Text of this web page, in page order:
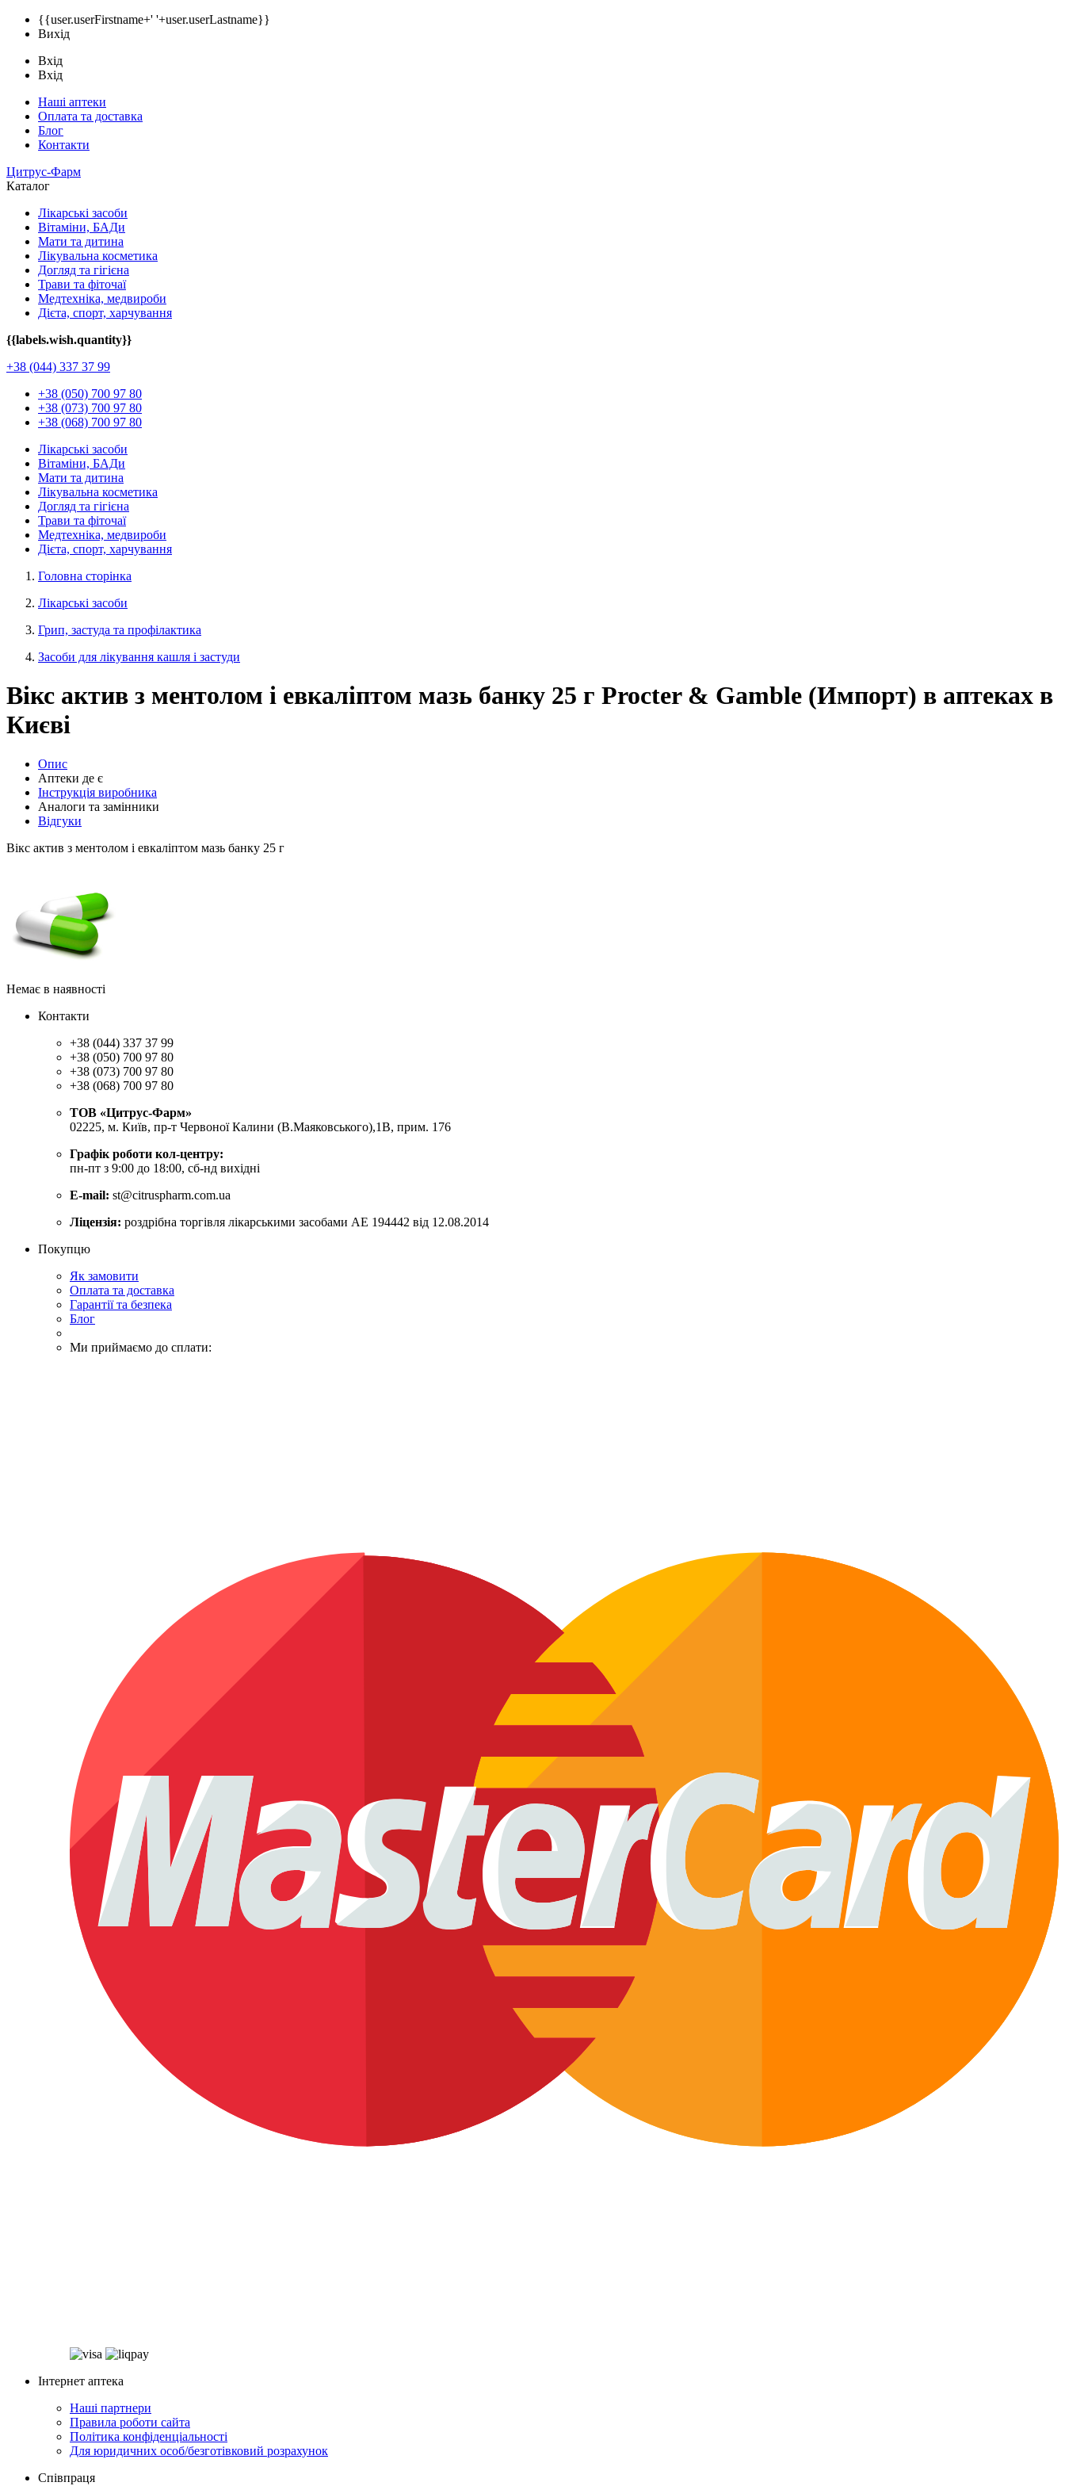
{{user.userFirstname+' '+user.userLastname}}
Вихід
Вхід
Вхід
Наші аптеки
Оплата та доставка
Блог
Контакти
Цитрус-Фарм
Каталог
Лікарські засоби
Вітаміни, БАДи
Мати та дитина
Лікувальна косметика
Догляд та гігієна
Трави та фіточаї
Медтехніка, медвироби
Дієта, спорт, харчування
{{labels.wish.quantity}}
+38 (044) 337 37 99
+38 (050) 700 97 80
+38 (073) 700 97 80
+38 (068) 700 97 80
Лікарські засоби
Вітаміни, БАДи
Мати та дитина
Лікувальна косметика
Догляд та гігієна
Трави та фіточаї
Медтехніка, медвироби
Дієта, спорт, харчування
Головна сторінка
Лікарські засоби
Грип, застуда та профілактика
Засоби для лікування кашля і застуди
Вікс актив з ментолом і евкаліптом мазь банку 25 г Procter & Gamble (Импорт) в аптеках в
Києві
Опис
Аптеки де є
Інструкція виробника
Аналоги та замінники
Відгуки
Вікс актив з ментолом і евкаліптом мазь банку 25 г
Немає в наявності
Контакти
+38 (044) 337 37 99
+38 (050) 700 97 80
+38 (073) 700 97 80
+38 (068) 700 97 80
ТОВ «Цитрус-Фарм»
02225, м. Київ, пр-т Червоної Калини (В.Маяковського),1В, прим. 176
Графік роботи кол-центру:
пн-пт з 9:00 до 18:00, сб-нд вихідні
E-mail: st@citruspharm.com.ua
Ліцензія: роздрібна торгівля лікарськими засобами АЕ 194442 від 12.08.2014
Покупцю
Як замовити
Оплата та доставка
Гарантії та безпека
Блог
Ми приймаємо до сплати:
Інтернет аптека
Наші партнери
Правила роботи сайта
Політика конфіденціальності
Для юридичних особ/безготівковий розрахунок
Співпраця